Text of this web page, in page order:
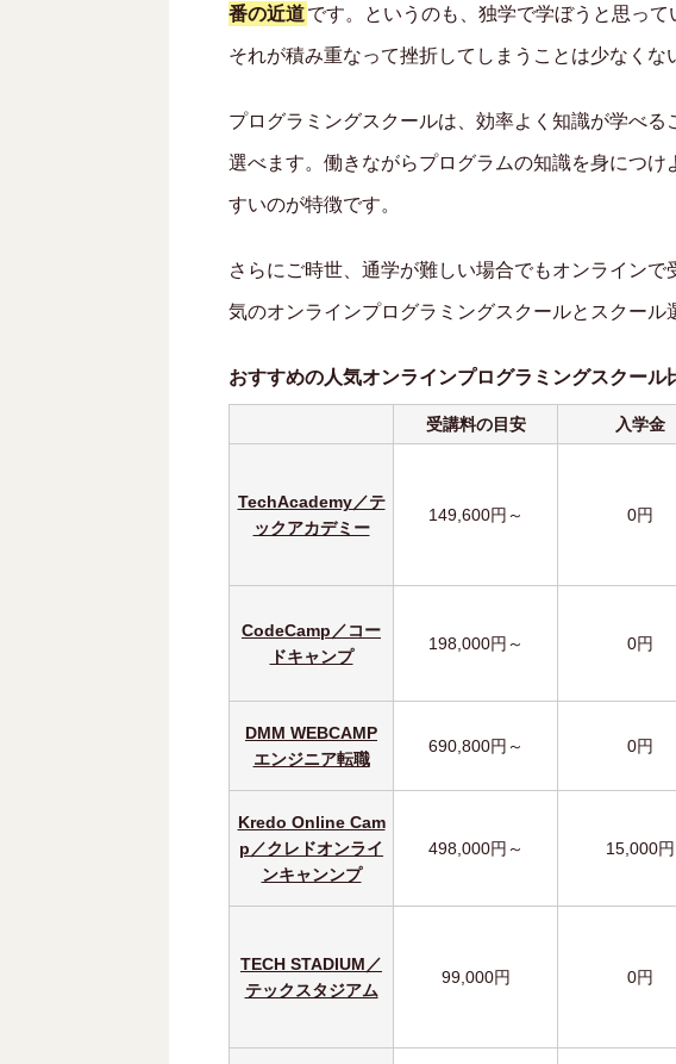
番の近道です。というのも、独学で学ぼうと思っ
それが積み重なって挫折してしまうことは少なくな
プログラミングスクールは、効率よく知識が学べ
選べます。働きながらプログラムの知識を身につ
すいのが特徴です。
さらにご時世、通学が難しい場合でもオンライン
気のオンラインプログラミングスクールとスクール
おすすめの人気オンラインプログラミングスクール
受講料の目安 入学金
TechAcademy／テ
ックアカデミー
149,600円～ 0円
CodeCamp／コー
ドキャンプ
198,000円～ 0円
DMM WEBCAMP
エンジニア転職
690,800円～ 0円
Kredo Online Cam
p／クレドオンライ
ンキャンンプ
498,000円～ 15,000円
TECH STADIUM／
テックスタジアム
99,000円 0円